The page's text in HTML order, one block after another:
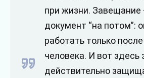
при жизни. Завещание
документ “на потом”:
работать только
человека. И вот здесь
действительно